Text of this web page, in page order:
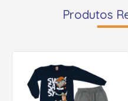
Produtos